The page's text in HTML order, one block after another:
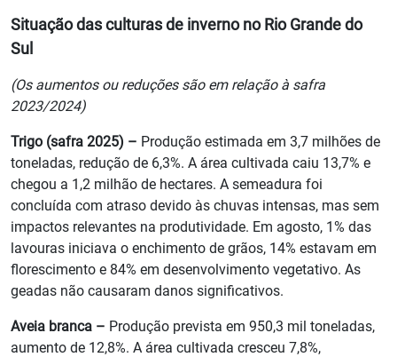
Situação das culturas de inverno no Rio Grande do
Sul
(Os aumentos ou reduções são em relação à safra
2023/2024)
Trigo (safra 2025) – Produção estimada em 3,7 milhões de
toneladas, redução de 6,3%. A área cultivada caiu 13,7% e
chegou a 1,2 milhão de hectares. A semeadura foi
concluída com atraso devido às chuvas intensas, mas sem
impactos relevantes na produtividade. Em agosto, 1% das
lavouras iniciava o enchimento de grãos, 14% estavam em
florescimento e 84% em desenvolvimento vegetativo. As
geadas não causaram danos significativos.
Aveia branca – Produção prevista em 950,3 mil toneladas,
aumento de 12,8%. A área cultivada cresceu 7,8%,